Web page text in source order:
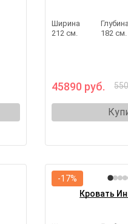
Ширина
212 см.
Глубина
182 см.
45890 руб.
Кровать
-17%